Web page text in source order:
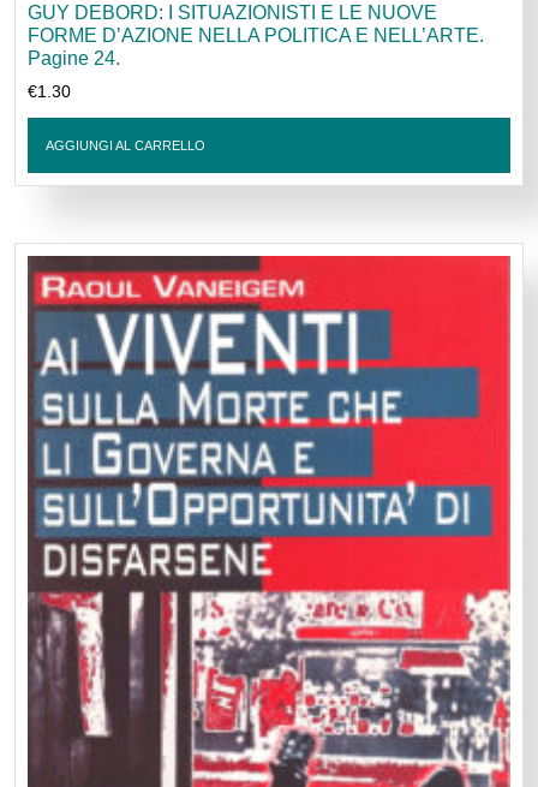
GUY DEBORD: I SITUAZIONISTI E LE NUOVE
FORME D’AZIONE NELLA POLITICA E NELL’ARTE.
Pagine 24.
€1.30
AGGIUNGI AL CARRELLO